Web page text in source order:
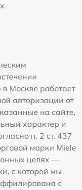
Москве работает
авторизации от
на сайте,
характер и
п. 2 ст. 437
марки Miele
целях —
с которой мы
с